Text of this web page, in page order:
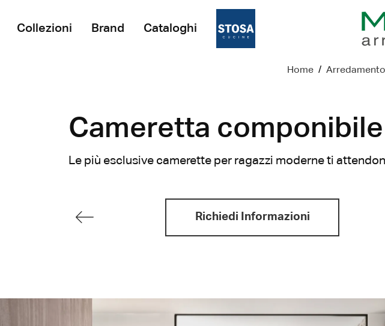
Collezioni Brand Cataloghi
Home /
Cameretta componibile
Le più esclusive camerette per ragazzi moderne ti
Richiedi Informazioni